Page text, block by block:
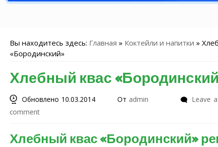
Вы находитесь здесь: Главная » Коктейли и напитки »
«Бородинский»
Хлебный квас
Обновлено 10.03.2014 От admin
Leave a
comment
Хлебный квас «Бородинский»